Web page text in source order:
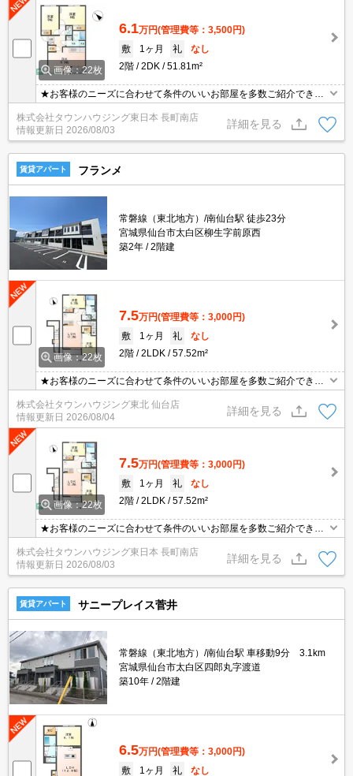
画像：22枚
6.1万円(管理費等：3,500円)
敷
1ヶ月 礼
なし
2階
2DK 51.81m²
★お客様のニーズに合わせて条件のいいお部屋を多数ご紹介できま
す★賃貸物件のお部屋探しはタウンハウジングへ
株式会社タウンハウジング東日本 長町南店
情報更新日 2026/08/03
詳細を見る
賃貸アパート フランメ
常磐線（東北地方）/南仙台駅 徒歩23分
宮城県仙台市太白区柳生字前原西
築2年
2階建
画像：22枚
7.5万円(管理費等：3,000円)
敷
1ヶ月 礼
なし
2階
2LDK 57.52m²
★お客様のニーズに合わせて条件のいいお部屋を多数ご紹介できま
す★賃貸物件のお部屋探しはタウンハウジングへ
株式会社タウンハウジング東北 仙台店
情報更新日 2026/08/04
詳細を見る
画像：22枚
7.5万円(管理費等：3,000円)
敷
1ヶ月 礼
なし
2階
2LDK 57.52m²
★お客様のニーズに合わせて条件のいいお部屋を多数ご紹介できま
す★賃貸物件のお部屋探しはタウンハウジングへ
株式会社タウンハウジング東日本 長町南店
情報更新日 2026/08/03
詳細を見る
賃貸アパート サニープレイス菅井
常磐線（東北地方）/南仙台駅 車移動9分 3.1km
宮城県仙台市太白区四郎丸字渡道
築10年
2階建
6.5万円(管理費等：3,000円)
敷
1ヶ月 礼
なし